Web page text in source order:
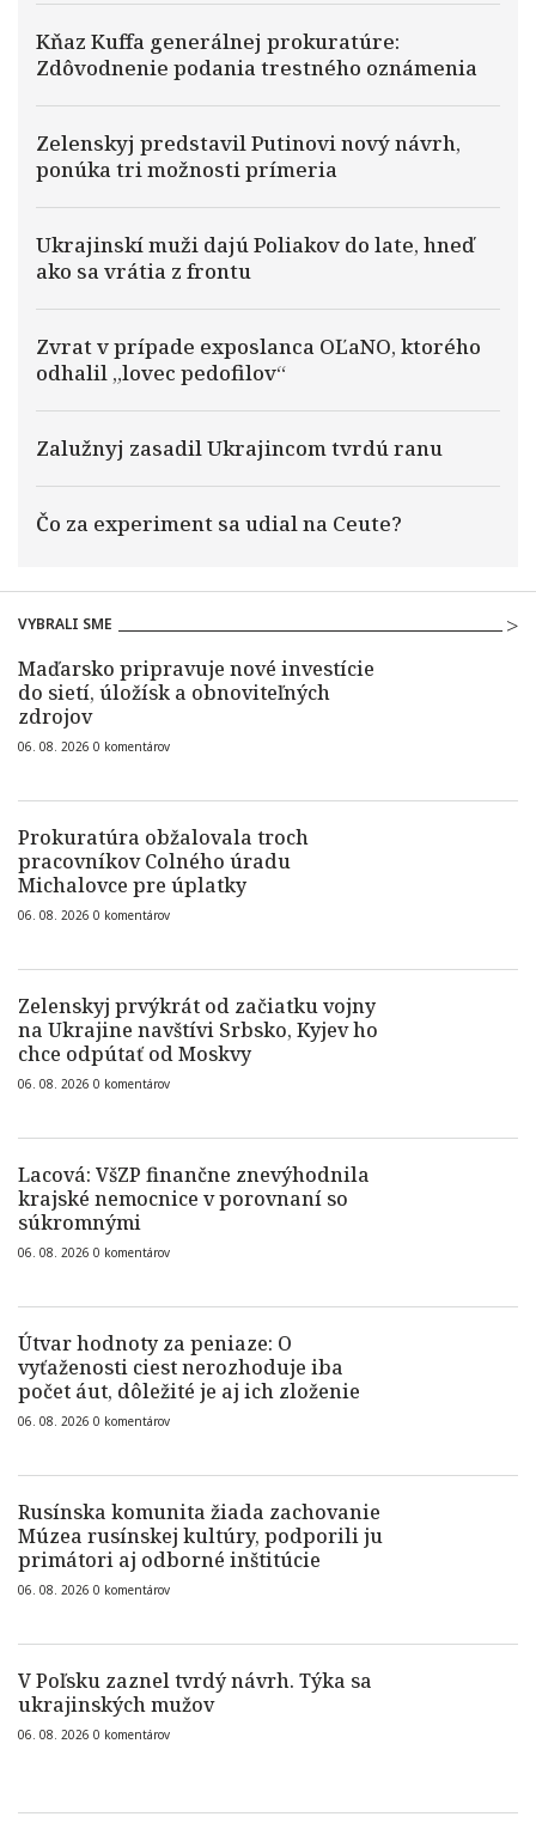
Kňaz Kuffa generálnej prokuratúre:
Zdôvodnenie podania trestného oznámenia
Zelenskyj predstavil Putinovi nový návrh,
ponúka tri možnosti prímeria
Ukrajinskí muži dajú Poliakov do late, hneď
ako sa vrátia z frontu
Zvrat v prípade exposlanca OĽaNO, ktorého
odhalil „lovec pedofilov“
Zalužnyj zasadil Ukrajincom tvrdú ranu
Čo za experiment sa udial na Ceute?
VYBRALI SME
Maďarsko pripravuje nové investície
do sietí, úložísk a obnoviteľných
zdrojov
06. 08. 2026 0 komentárov
Prokuratúra obžalovala troch
pracovníkov Colného úradu
Michalovce pre úplatky
06. 08. 2026 0 komentárov
Zelenskyj prvýkrát od začiatku vojny
na Ukrajine navštívi Srbsko, Kyjev ho
chce odpútať od Moskvy
06. 08. 2026 0 komentárov
Lacová: VšZP finančne znevýhodnila
krajské nemocnice v porovnaní so
súkromnými
06. 08. 2026 0 komentárov
Útvar hodnoty za peniaze: O
vyťaženosti ciest nerozhoduje iba
počet áut, dôležité je aj ich zloženie
06. 08. 2026 0 komentárov
Rusínska komunita žiada zachovanie
Múzea rusínskej kultúry, podporili ju
primátori aj odborné inštitúcie
06. 08. 2026 0 komentárov
V Poľsku zaznel tvrdý návrh. Týka sa
ukrajinských mužov
06. 08. 2026 0 komentárov